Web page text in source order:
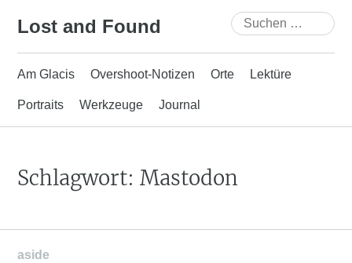
Lost and Found
Suchen
nach:
Am Glacis Overshoot-Notizen Orte Lektüre
Portraits Werkzeuge Journal
Schlagwort:Mastodon
aside